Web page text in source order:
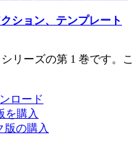
ション、テンプレート
リーズの第 1 巻です
ロード
を購入
版の購入